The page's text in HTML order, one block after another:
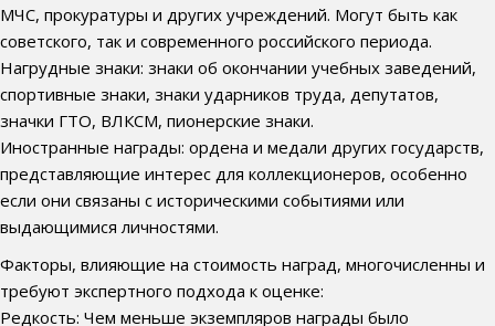
МЧС, прокуратуры и других учреждений. Могут быть как
советского, так и современного российского периода.
Нагрудные знаки: знаки об окончании учебных заведений,
спортивные знаки, знаки ударников труда, депутатов,
значки ГТО, ВЛКСМ, пионерские знаки.
Иностранные награды: ордена и медали других государств,
представляющие интерес для коллекционеров, особенно
если они связаны с историческими событиями или
выдающимися личностями.
Факторы, влияющие на стоимость наград, многочисленны и
требуют экспертного подхода к оценке:
Редкость: Чем меньше экземпляров награды было